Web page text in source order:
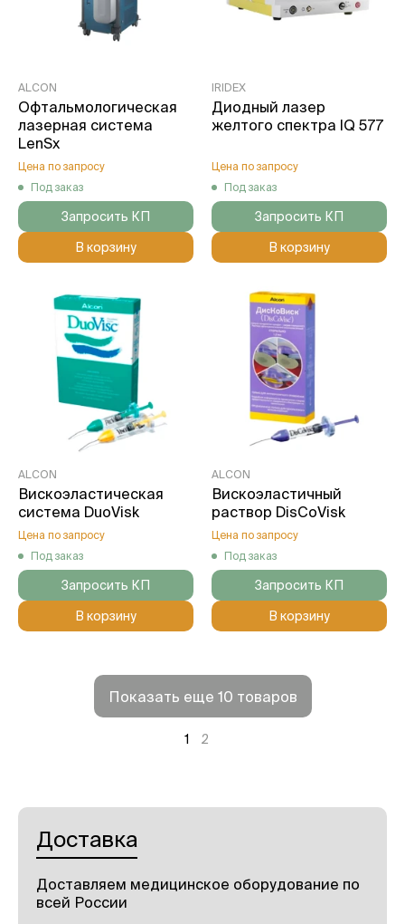
ALCON
Офтальмологическая
лазерная cиcтема
LenSx
Цена по запросу
Под заказ
Запросить КП
В корзину
IRIDEX
Диодный лазер
желтого спектра IQ 577
Цена по запросу
Под заказ
Запросить КП
В корзину
ALCON
Вискоэластическая
система DuoVisk
Цена по запросу
Под заказ
Запросить КП
В корзину
ALCON
Вискоэластичный
раствор DisCoVisk
Цена по запросу
Под заказ
Запросить КП
В корзину
Показать еще 10 товаров
1 2
Доставка
Доставляем медицинское оборудование по
всей России